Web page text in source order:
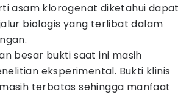
asam klorogenat diketahui dapat
biologis yang terlibat dalam
besar bukti saat ini masih
eksperimental. Bukti klinis
terbatas sehingga manfaat